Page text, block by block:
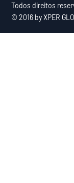
Todos direitos
© 2016 by XPER